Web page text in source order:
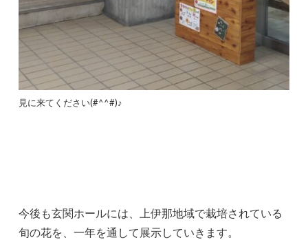
見に来てください(#^^#)♪
今後も玄関ホールには、上伊那地域で栽培されている
旬の花を、一年を通して展示していきます。